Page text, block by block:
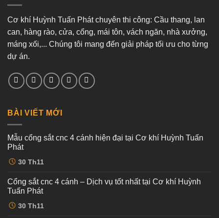
Cơ khí Huỳnh Tuấn Phát chuyên thi công: Cầu thang, lan
can, hàng rào, cửa, cổng, mái tôn, vách ngăn, nhà xưởng,
máng xối,... Chúng tôi mang đến giải pháp tối ưu cho từng
dự án.
BÀI VIẾT MỚI
30 Th11
Mẫu cổng sắt cnc 4 cánh hiện đại tại Cơ khí Huỳnh Tuấn
Phát
Không
có
ở
Mẫu
cổng
sắt
cnc 30 Th11
Cổng sắt cnc 4 cánh – Dịch vụ tốt nhất tại Cơ khí Huỳnh
Tuấn Phát
Không
có